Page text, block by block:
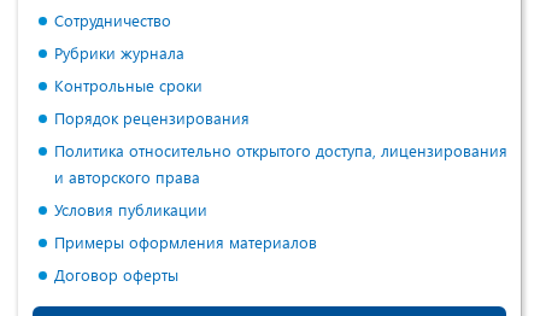
Сотрудничество
Рубрики журнала
Контрольные сроки
Порядок рецензирования
Политика относительно открытого доступа, лицензирования
и авторского права
Условия публикации
Примеры оформления материалов
Договор оферты